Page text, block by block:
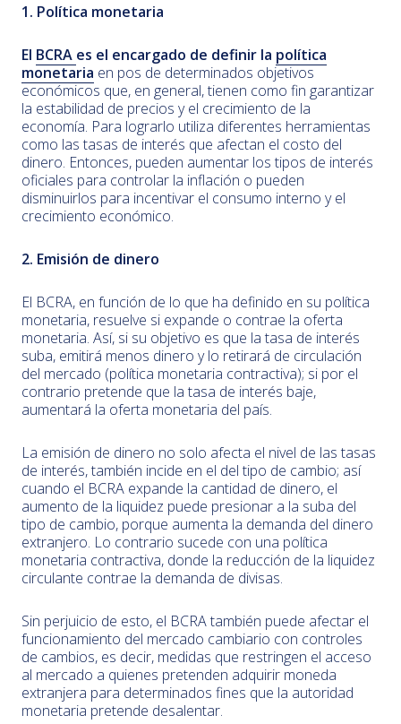
1. Política monetaria
El BCRA es el encargado de definir la política
monetaria en pos de determinados objetivos
económicos que, en general, tienen como fin garantizar
la estabilidad de precios y el crecimiento de la
economía. Para lograrlo utiliza diferentes herramientas
como las tasas de interés que afectan el costo del
dinero. Entonces, pueden aumentar los tipos de interés
oficiales para controlar la inflación o pueden
disminuirlos para incentivar el consumo interno y el
crecimiento económico.
2. Emisión de dinero
El BCRA, en función de lo que ha definido en su política
monetaria, resuelve si expande o contrae la oferta
monetaria. Así, si su objetivo es que la tasa de interés
suba, emitirá menos dinero y lo retirará de circulación
del mercado (política monetaria contractiva); si por el
contrario pretende que la tasa de interés baje,
aumentará la oferta monetaria del país.
La emisión de dinero no solo afecta el nivel de las tasas
de interés, también incide en el del tipo de cambio; así
cuando el BCRA expande la cantidad de dinero, el
aumento de la liquidez puede presionar a la suba del
tipo de cambio, porque aumenta la demanda del dinero
extranjero. Lo contrario sucede con una política
monetaria contractiva, donde la reducción de la liquidez
circulante contrae la demanda de divisas.
Sin perjuicio de esto, el BCRA también puede afectar el
funcionamiento del mercado cambiario con controles
de cambios, es decir, medidas que restringen el acceso
al mercado a quienes pretenden adquirir moneda
extranjera para determinados fines que la autoridad
monetaria pretende desalentar.